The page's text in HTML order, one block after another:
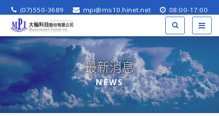
(07)550-3689 mpi@ms10.hinet.net 08:00-17:00
最新消息
NEWS